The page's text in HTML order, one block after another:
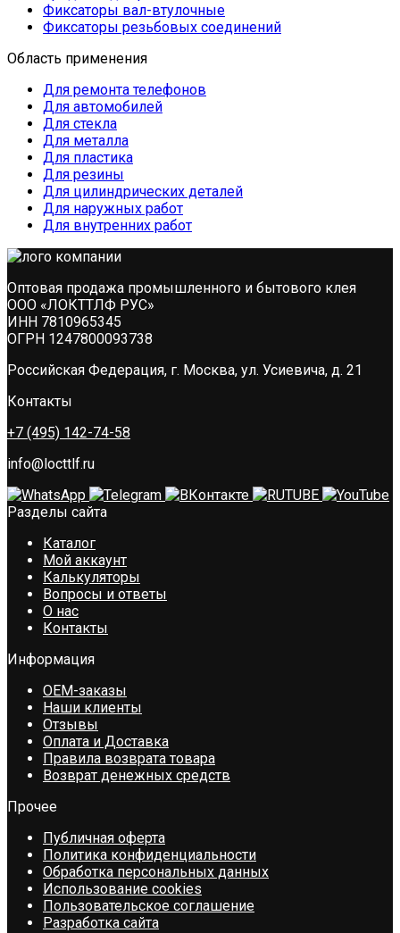
Фиксаторы вал-втулочные
Фиксаторы резьбовых соединений
Область применения
Для ремонта телефонов
Для автомобилей
Для стекла
Для металла
Для пластика
Для резины
Для цилиндрических деталей
Для наружных работ
Для внутренних работ
Оптовая продажа промышленного и бытового клея
ООО «ЛОКТТЛФ РУС»
ИНН 7810965345
ОГРН 1247800093738
Российская Федерация, г. Москва, ул. Усиевича, д. 21
Контакты
+7 (495) 142-74-58
info@locttlf.ru
Разделы сайта
Каталог
Мой аккаунт
Калькуляторы
Вопросы и ответы
О нас
Контакты
Информация
OEM-заказы
Наши клиенты
Отзывы
Оплата и Доставка
Правила возврата товара
Возврат денежных средств
Прочее
Публичная оферта
Политика конфиденциальности
Обработка персональных данных
Использование cookies
Пользовательское соглашение
Разработка сайта